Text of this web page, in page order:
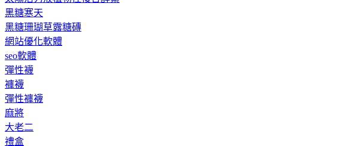
黑糖寒天
黑糖珊瑚草露糖磚
網站優化軟體
seo軟體
彈性襪
褲襪
彈性褲襪
麻將
大老二
禮盒